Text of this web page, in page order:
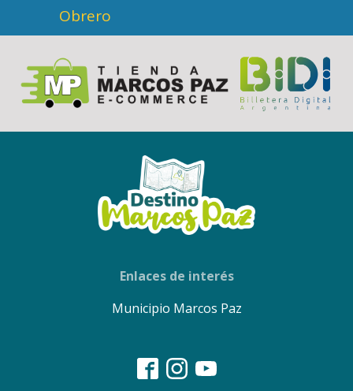
Obrero
Enlaces de interés
Municipio Marcos Paz